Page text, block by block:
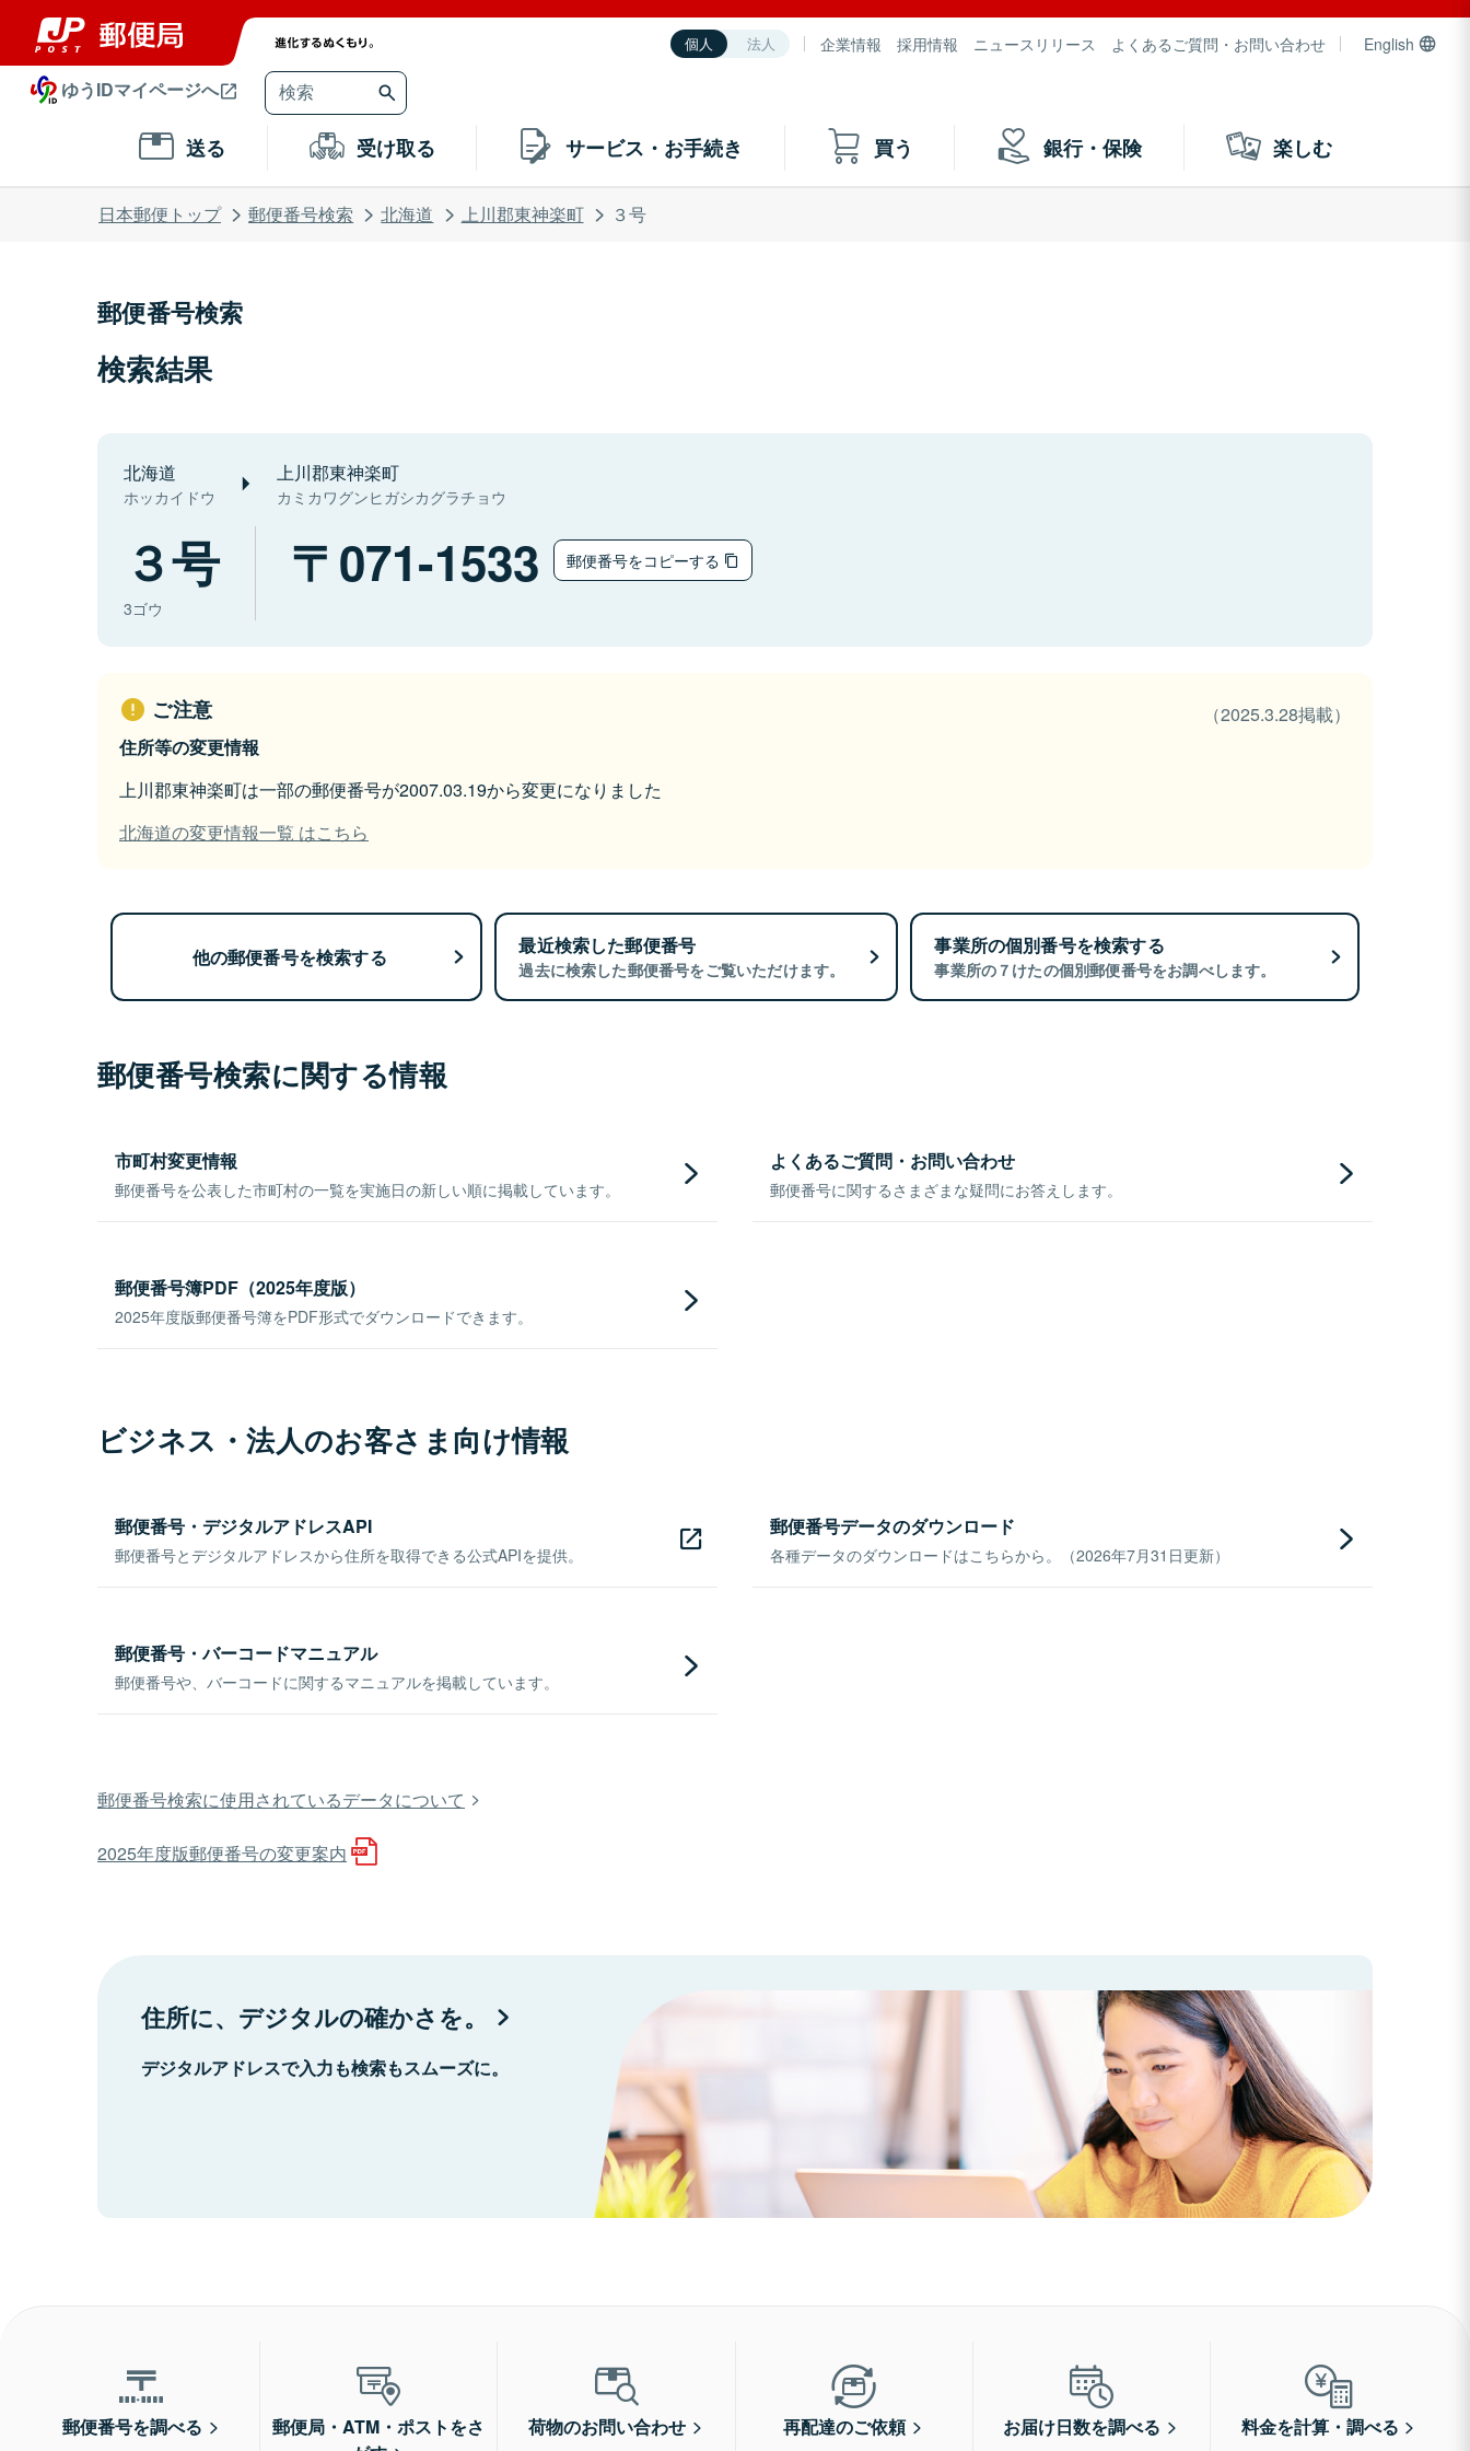
個人 法人 企業情報 採用情報 ニュースリリース よくあるご質問・お問い合わせ English
ゆうIDマイページへ
送る 受け取る サービス・お手続き 買う 銀行・保険 楽しむ
日本郵便トップ 郵便番号検索 北海道 上川郡東神楽町 ３号
郵便番号検索
検索結果
北海道
ホッカイドウ
上川郡東神楽町
カミカワグンヒガシカグラチョウ
３号
3ゴウ
071-1533 郵便番号をコピーする
ご注意
（2025.3.28掲載）
住所等の変更情報
上川郡東神楽町は一部の郵便番号が2007.03.19から変更になりました
北海道の変更情報一覧 はこちら
他の郵便番号を検索する 最近検索した郵便番号
過去に検索した郵便番号をご覧いただけます。
事業所の個別番号を検索する
事業所の７けたの個別郵便番号をお調べします。
郵便番号検索に関する情報
市町村変更情報
郵便番号を公表した市町村の一覧を実施日の新しい順に掲載しています。
よくあるご質問・お問い合わせ
郵便番号に関するさまざまな疑問にお答えします。
郵便番号簿PDF（2025年度版）
2025年度版郵便番号簿をPDF形式でダウンロードできます。
ビジネス・法人のお客さま向け情報
郵便番号・デジタルアドレスAPI
郵便番号とデジタルアドレスから住所を取得できる公式APIを提供。
郵便番号データのダウンロード
各種データのダウンロードはこちらから。（2026年7月31日更新）
郵便番号・バーコードマニュアル
郵便番号や、バーコードに関するマニュアルを掲載しています。
郵便番号検索に使用されているデータについて
2025年度版郵便番号の変更案内
住所に、デジタルの確かさを。
デジタルアドレスで入力も検索もスムーズに。
郵便番号を調べる
郵便局・ATM・ポストをさ
荷物のお問い合わせ 再配達のご依頼 お届け日数を調べる 料金を計算・調べる